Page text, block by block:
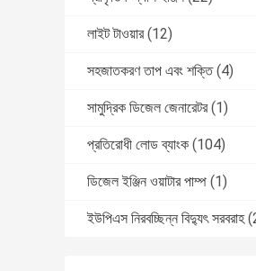
লাইট টাওয়ার (12)
সহজাতকরণ তাপ এবং শক্তি (4)
সামুদ্রিক ডিজেল জেনারেটর (1)
প্রতিরোধী লোড ব্যাংক (104)
ডিজেল ইঞ্জিন ওয়াটার পাম্প (1)
ইউপিএস নিরবচ্ছিন্ন বিদ্যুৎ সরবরাহ